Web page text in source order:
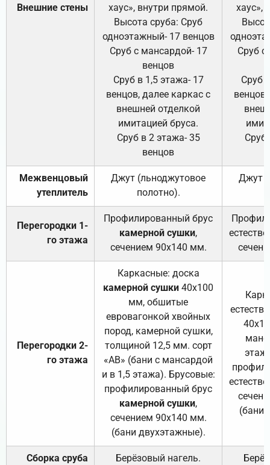
Внешние стены
хаус», внутри прямой.
Высота сруба: Сруб
одноэтажный- 17 венцов
Сруб с мансардой- 17
венцов
Сруб в 1,5 этажа- 17
венцов, далее каркас с
внешней отделкой
имитацией бруса.
Сруб в 2 этажа- 35
венцов
хаус»,
Сруб с
Сруб
Сруб
Межвенцовый
утеплитель
Джут (льноджутовое
полотно).
Джут
Перегородки 1-
го этажа
Профилированный брус
камерной сушки,
сечением 90х140 мм.
Перегородки 2-
го этажа
Каркасные: доска
камерной сушки 40х100
мм, обшитые
евровагонкой хвойных
пород, камерной сушки,
толщиной 12,5 мм. сорт
«АВ» (бани с мансардой
и в 1,5 этажа). Брусовые:
профилированный брус
камерной сушки,
сечением 90х140 мм.
(бани двухэтажные).
(бани
Сборка сруба Берёзовый нагель.